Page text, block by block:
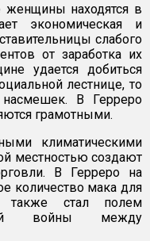
женщины находятся в
экономическая и
слабого
от заработка их
удается добиться
лестнице, то
В Герреро
грамотными.
климатическими
местностью создают
В Герреро на
количество мака для
также стал полем
войны между